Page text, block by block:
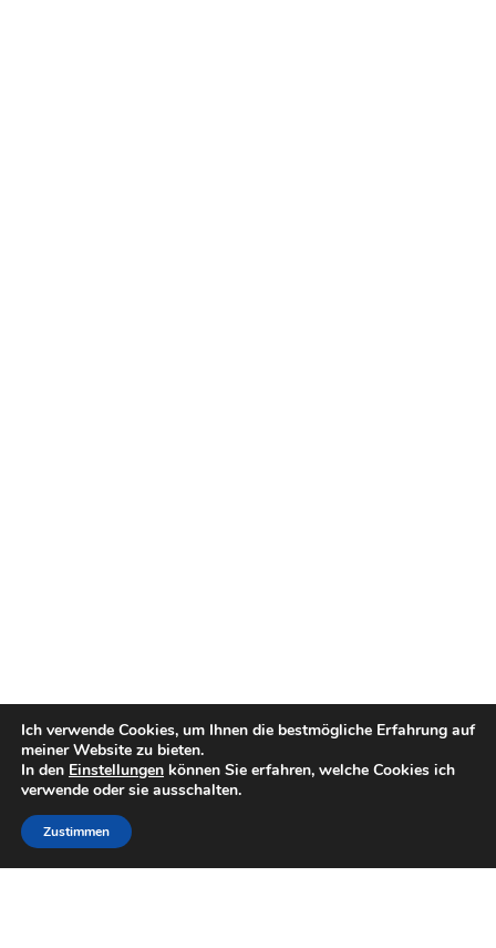
Ich verwende Cookies, um Ihnen die bestmögliche Erfahrung auf
meiner Website zu bieten.
In den Einstellungen können Sie erfahren, welche Cookies ich
verwende oder sie ausschalten.
Zustimmen